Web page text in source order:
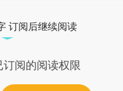
订阅后继续阅读
阅的阅读权限